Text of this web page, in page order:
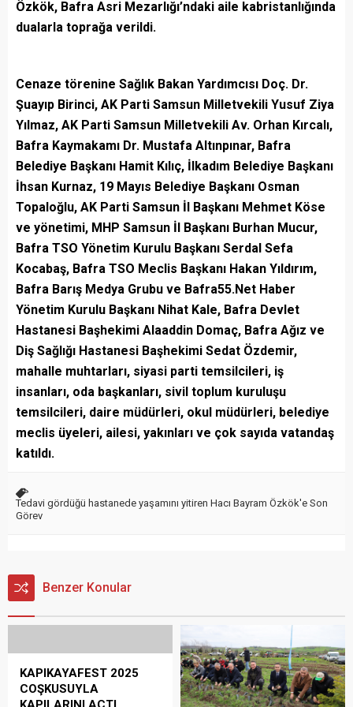
Özkök, Bafra Asri Mezarlığı’ndaki aile kabristanlığında
dualarla toprağa verildi.
Cenaze törenine Sağlık Bakan Yardımcısı Doç. Dr.
Şuayıp Birinci, AK Parti Samsun Milletvekili Yusuf Ziya
Yılmaz, AK Parti Samsun Milletvekili Av. Orhan Kırcalı,
Bafra Kaymakamı Dr. Mustafa Altınpınar, Bafra
Belediye Başkanı Hamit Kılıç, İlkadım Belediye Başkanı
İhsan Kurnaz, 19 Mayıs Belediye Başkanı Osman
Topaloğlu, AK Parti Samsun İl Başkanı Mehmet Köse
ve yönetimi, MHP Samsun İl Başkanı Burhan Mucur,
Bafra TSO Yönetim Kurulu Başkanı Serdal Sefa
Kocabaş, Bafra TSO Meclis Başkanı Hakan Yıldırım,
Bafra Barış Medya Grubu ve Bafra55.Net Haber
Yönetim Kurulu Başkanı Nihat Kale, Bafra Devlet
Hastanesi Başhekimi Alaaddin Domaç, Bafra Ağız ve
Diş Sağlığı Hastanesi Başhekimi Sedat Özdemir,
mahalle muhtarları, siyasi parti temsilcileri, iş
insanları, oda başkanları, sivil toplum kuruluşu
temsilcileri, daire müdürleri, okul müdürleri, belediye
meclis üyeleri, ailesi, yakınları ve çok sayıda vatandaş
katıldı.
Tedavi gördüğü hastanede yaşamını yitiren Hacı Bayram Özkök'e Son
Görev
Benzer Konular
KAPIKAYAFEST 2025
COŞKUSUYLA